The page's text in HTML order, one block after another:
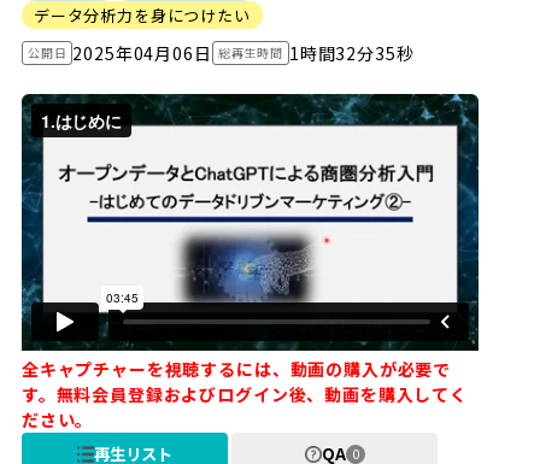
データ分析力を身につけたい
公開日 2025年04月06日 総再生時間 1時間32分35秒
全キャプチャーを視聴するには、動画の購入が必要で
す。無料会員登録およびログイン後、動画を購入してく
ださい。
再生リスト QA 0